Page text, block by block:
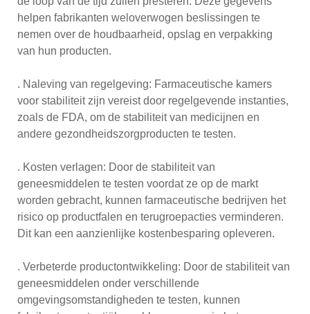
helpen fabrikanten weloverwogen beslissingen te
nemen over de houdbaarheid, opslag en verpakking
van hun producten.
. Naleving van regelgeving: Farmaceutische kamers
voor stabiliteit zijn vereist door regelgevende instanties,
zoals de FDA, om de stabiliteit van medicijnen en
andere gezondheidszorgproducten te testen.
. Kosten verlagen: Door de stabiliteit van
geneesmiddelen te testen voordat ze op de markt
worden gebracht, kunnen farmaceutische bedrijven het
risico op productfalen en terugroepacties verminderen.
Dit kan een aanzienlijke kostenbesparing opleveren.
. Verbeterde productontwikkeling: Door de stabiliteit van
geneesmiddelen onder verschillende
omgevingsomstandigheden te testen, kunnen